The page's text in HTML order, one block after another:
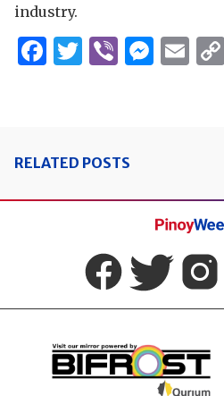
industry.
Facebook
Twitter
Viber
RELATED POSTS
Pinoy